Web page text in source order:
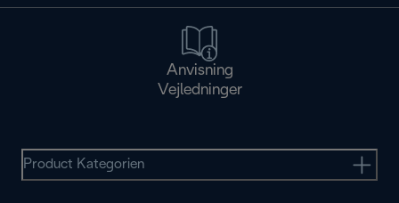
Anvisning
Vejledninger
Product Kategorien